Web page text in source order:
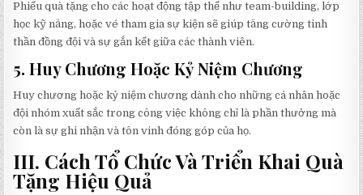
Phiếu quà tặng cho các hoạt động tập thể như team-building, lớp
học kỹ năng, hoặc vé tham gia sự kiện sẽ giúp tăng cường tinh
thần đồng đội và sự gắn kết giữa các thành viên.
5.Huy Chương Hoặc Kỷ Niệm Chương
Huy chương hoặc kỷ niệm chương dành cho những cá nhân hoặc
đội nhóm xuất sắc trong công việc không chỉ là phần thưởng mà
còn là sự ghi nhận và tôn vinh đóng góp của họ.
III. Cách Tổ Chức Và Triển Khai Quà
Tặng Hiệu Quả